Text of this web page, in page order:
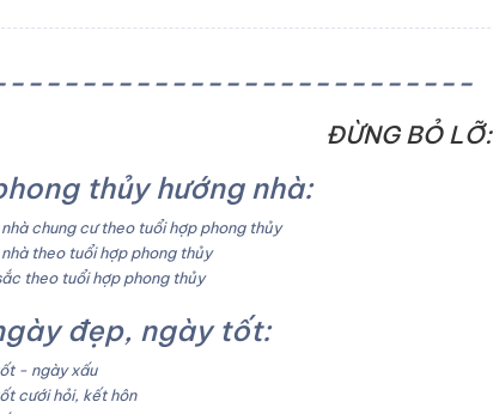
ĐỪNG BỎ LỠ:
thủy hướng nhà:
nhà chung cư theo tuổi hợp phong thủy
nhà theo tuổi hợp phong thủy
theo tuổi hợp phong thủy
đẹp, ngày tốt:
- ngày xấu
cưới hỏi, kết hôn